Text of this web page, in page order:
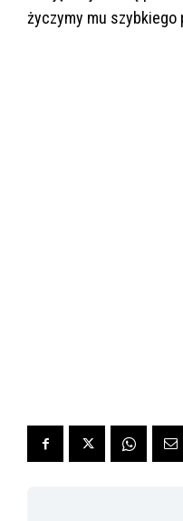
życzymy mu szybkiego